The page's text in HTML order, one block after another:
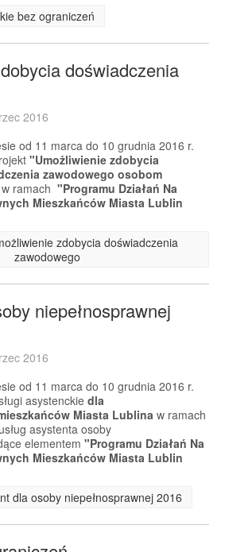
bez ograniczeń
doświadczenia
2016
od 11 marca do 10 grudnia 2016 r.
"Umożliwienie zdobycia
zawodowego osobom
w ramach "Programu Działań Na
Mieszkańców Miasta Lublin
zdobycia doświadczenia
zawodowego
niepełnosprawnej
2016
od 11 marca do 10 grudnia 2016 r.
asystenckie dla
Miasta Lublina w ramach
asystenta osoby
elementem "Programu Działań Na
Mieszkańców Miasta Lublin
dla osoby niepełnosprawnej 2016